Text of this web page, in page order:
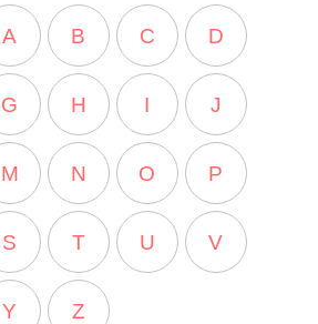
A B C D
G H I J
M N O P
S T U V
Y Z